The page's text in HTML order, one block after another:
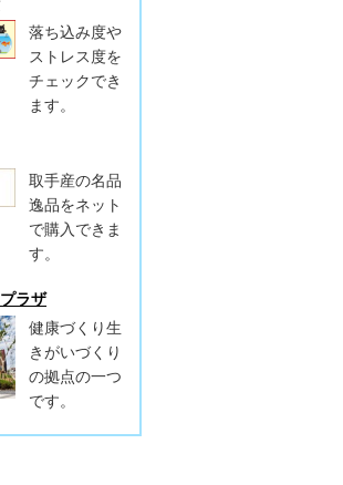
落ち込み度や
ストレス度を
チェックでき
ます。
取手産の名品
逸品をネット
で購入できま
す。
ラザ
健康づくり生
きがいづくり
の拠点の一つ
です。